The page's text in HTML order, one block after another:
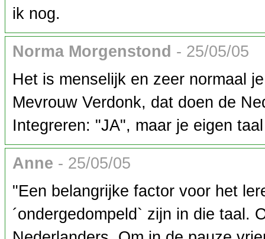
ik nog.
Norma Morgenstond - 25/05/05
Het is menselijk en zeer normaal
Mevrouw Verdonk, dat doen de
Integreren: "JA", maar je eigen
Anne - 25/05/05
"Een belangrijke factor voor het
´ondergedompeld` zijn in die taal.